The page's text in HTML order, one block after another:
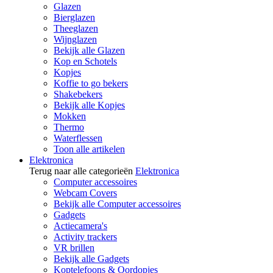
Glazen
Bierglazen
Theeglazen
Wijnglazen
Bekijk alle Glazen
Kop en Schotels
Kopjes
Koffie to go bekers
Shakebekers
Bekijk alle Kopjes
Mokken
Thermo
Waterflessen
Toon alle artikelen
Elektronica
Terug naar alle categorieën Elektronica
Computer accessoires
Webcam Covers
Bekijk alle Computer accessoires
Gadgets
Actiecamera's
Activity trackers
VR brillen
Bekijk alle Gadgets
Koptelefoons & Oordopjes